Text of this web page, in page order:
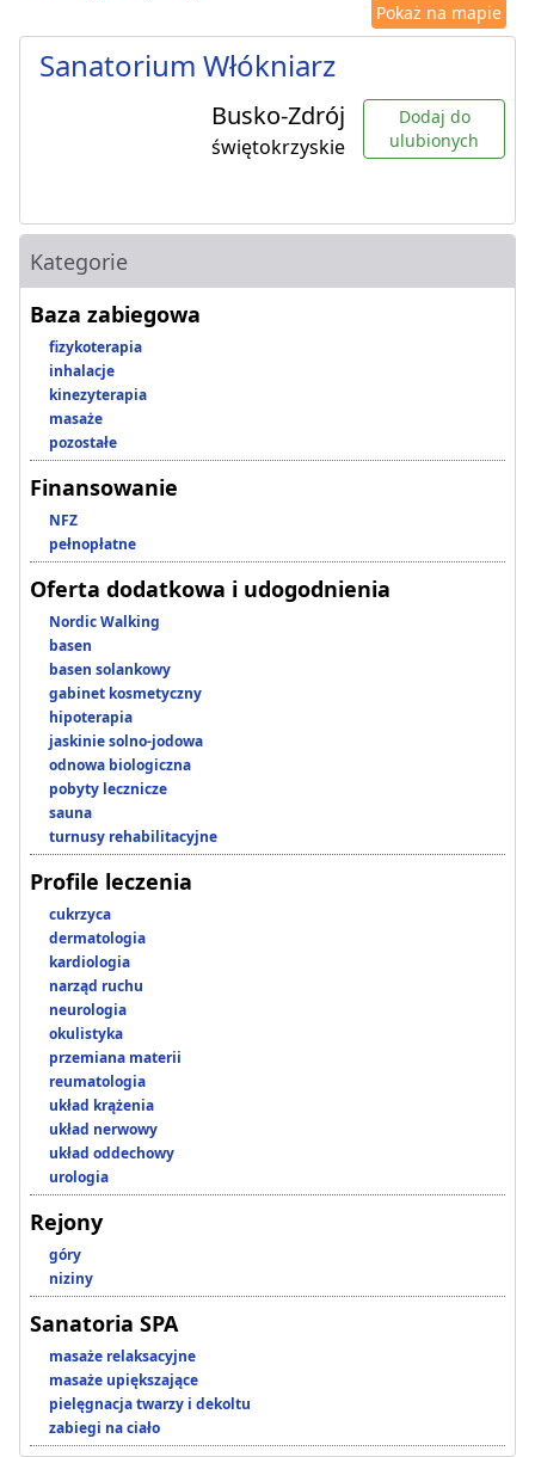
Pokaż na mapie
Sanatorium Włókniarz
Busko-Zdrój
świętokrzyskie
Dodaj do
ulubionych
Kategorie
Baza zabiegowa
fizykoterapia
inhalacje
kinezyterapia
masaże
pozostałe
Finansowanie
NFZ
pełnopłatne
Oferta dodatkowa i udogodnienia
Nordic Walking
basen
basen solankowy
gabinet kosmetyczny
hipoterapia
jaskinie solno-jodowa
odnowa biologiczna
pobyty lecznicze
sauna
turnusy rehabilitacyjne
Profile leczenia
cukrzyca
dermatologia
kardiologia
narząd ruchu
neurologia
okulistyka
przemiana materii
reumatologia
układ krążenia
układ nerwowy
układ oddechowy
urologia
Rejony
góry
niziny
Sanatoria SPA
masaże relaksacyjne
masaże upiększające
pielęgnacja twarzy i dekoltu
zabiegi na ciało